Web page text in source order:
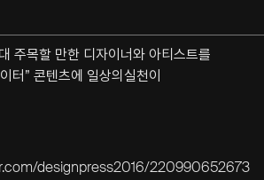
주목할 만한 디자이너와 아티스트를
터” 콘텐츠에 일상의실천이
designpress2016/220990652673